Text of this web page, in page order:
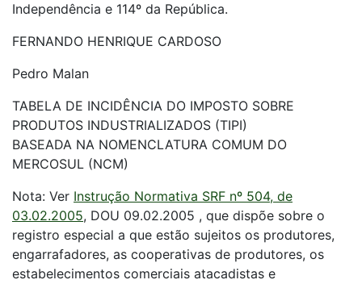
Independência e 114º da República.
FERNANDO HENRIQUE CARDOSO
Pedro Malan
TABELA DE INCIDÊNCIA DO IMPOSTO SOBRE
PRODUTOS INDUSTRIALIZADOS (TIPI)
BASEADA NA NOMENCLATURA COMUM DO
MERCOSUL (NCM)
Nota: Ver Instrução Normativa SRF nº 504, de
03.02.2005, DOU 09.02.2005 , que dispõe sobre o
registro especial a que estão sujeitos os produtores,
engarrafadores, as cooperativas de produtores, os
estabelecimentos comerciais atacadistas e